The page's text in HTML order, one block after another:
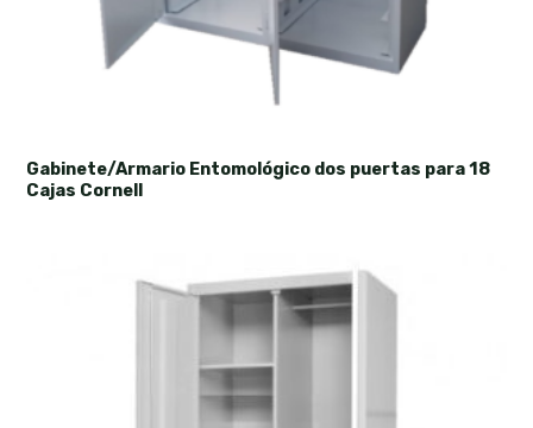
Gabinete/Armario Entomológico dos puertas para 18
Cajas Cornell